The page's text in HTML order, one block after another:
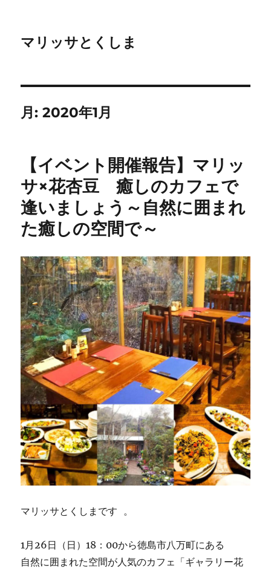
マリッサとくしま
月:2020年1月
【イベント開催報告】マリッ
サ×花杏豆 癒しのカフェで
逢いましょう～自然に囲まれ
た癒しの空間で～
マリッサとくしまです 。
1月26日（日）18：00から徳島市八万町にある
自然に囲まれた空間が人気のカフェ「ギャラリー花